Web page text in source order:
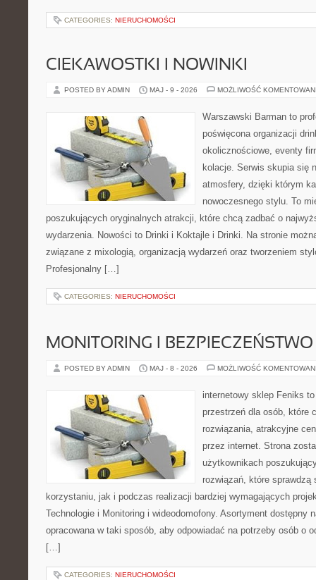
CATEGORIES: NIERUCHOMOŚCI
CIEKAWOSTKI I NOWINKI
POSTED BY ADMIN MAJ - 9 - 2026 MOŻLIWOŚĆ
Warszawski Barman to
poświęcona organizacji
okolicznościowe, eventy
kolacje. Serwis skupia się
atmosfery, dzięki którym
nowoczesnego stylu. To
poszukujących oryginalnych atrakcji, które chcą zadbać o
wydarzenia. Nowości to Drinki i Koktajle i Drinki. Na stronie
związane z mixologią, organizacją wydarzeń oraz tworzeniem
Profesjonalny […]
CATEGORIES: NIERUCHOMOŚCI
MONITORING I
POSTED BY ADMIN MAJ - 8 - 2026 MOŻLIWOŚĆ
internetowy sklep Feniks
przestrzeń dla osób, które
rozwiązania, atrakcyjne
przez internet. Strona
użytkownikach
rozwiązań, które sprawdzą
korzystaniu, jak i podczas realizacji bardziej wymagających
Technologie i Monitoring i wideodomofony. Asortyment dostępny
opracowana w taki sposób, aby odpowiadać na potrzeby osób o
[…]
CATEGORIES: NIERUCHOMOŚCI